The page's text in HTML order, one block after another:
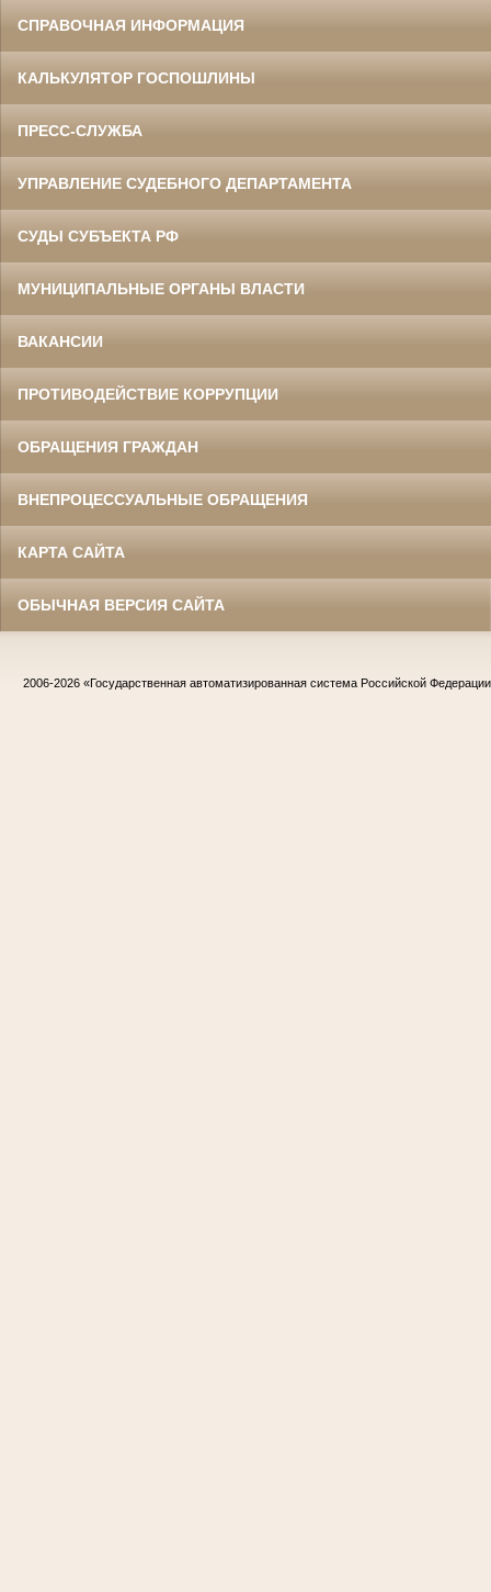
СПРАВОЧНАЯ ИНФОРМАЦИЯ
КАЛЬКУЛЯТОР ГОСПОШЛИНЫ
ПРЕСС-СЛУЖБА
УПРАВЛЕНИЕ СУДЕБНОГО ДЕПАРТАМЕНТА
СУДЫ СУБЪЕКТА РФ
МУНИЦИПАЛЬНЫЕ ОРГАНЫ ВЛАСТИ
ВАКАНСИИ
ПРОТИВОДЕЙСТВИЕ КОРРУПЦИИ
ОБРАЩЕНИЯ ГРАЖДАН
ВНЕПРОЦЕССУАЛЬНЫЕ ОБРАЩЕНИЯ
КАРТА САЙТА
ОБЫЧНАЯ ВЕРСИЯ САЙТА
2006-2026 «Государственная автоматизированная система Российской